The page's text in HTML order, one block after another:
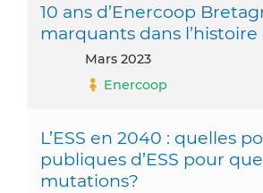
10 ans d’Enercoop
marquants dans l’histoire
mars 2023
Enercoop
L’ESS en 2040 : quelles
publiques d’ESS pour
mutations?